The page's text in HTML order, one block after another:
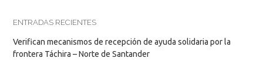
ENTRADAS RECIENTES
Verifican mecanismos de recepción de ayuda solidaria por la
frontera Táchira – Norte de Santander